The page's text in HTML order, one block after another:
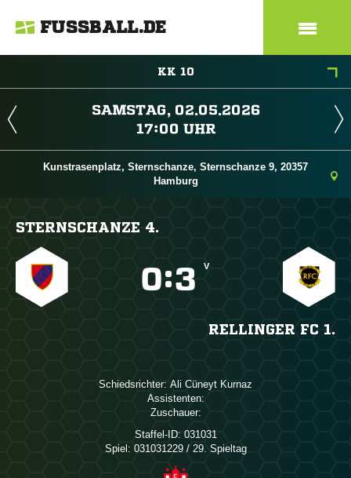
FUSSBALL.DE
KK 10
 
 
Kunstrasenplatz, Sternschanze, Sternschanze 9, 20357
Hamburg
STERNSCHANZE 4.
: V
RELLINGER FC 1.
Schiedsrichter:   
Assistenten:
Zuschauer:
Staffel-ID: 031031
Spiel: 031031229 / 29. Spieltag